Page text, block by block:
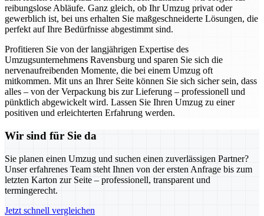
reibungslose Abläufe. Ganz gleich, ob Ihr Umzug privat oder
gewerblich ist, bei uns erhalten Sie maßgeschneiderte Lösungen, die
perfekt auf Ihre Bedürfnisse abgestimmt sind.
Profitieren Sie von der langjährigen Expertise des
Umzugsunternehmens Ravensburg und sparen Sie sich die
nervenaufreibenden Momente, die bei einem Umzug oft
mitkommen. Mit uns an Ihrer Seite können Sie sich sicher sein, dass
alles – von der Verpackung bis zur Lieferung – professionell und
pünktlich abgewickelt wird. Lassen Sie Ihren Umzug zu einer
positiven und erleichterten Erfahrung werden.
Wir sind für Sie da
Sie planen einen Umzug und suchen einen zuverlässigen Partner?
Unser erfahrenes Team steht Ihnen von der ersten Anfrage bis zum
letzten Karton zur Seite – professionell, transparent und
termingerecht.
Jetzt schnell vergleichen